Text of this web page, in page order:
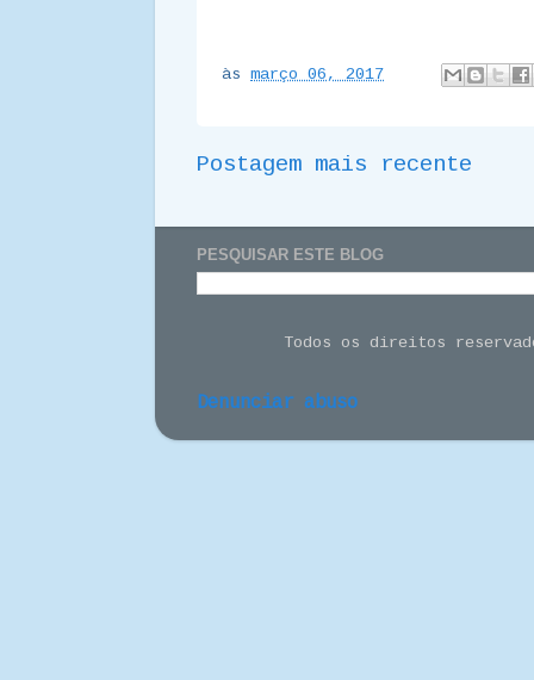
às março 06, 2017
Postagem mais recente
PESQUISAR ESTE BLOG
Todos os direitos
Denunciar abuso